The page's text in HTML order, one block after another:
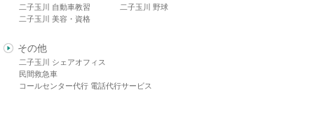
二子玉川 自動車教習
二子玉川 美容・資格
二子玉川 野球
その他
二子玉川 シェアオフィス
民間救急車
コールセンター代行 電話代行サービス